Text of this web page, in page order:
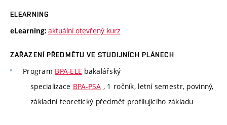
ELEARNING
eLearning: aktuální otevřený kurz
ZAŘAZENÍ PŘEDMĚTU VE STUDIJNÍCH PLÁNECH
Program BPA-ELE bakalářský
specializace BPA-PSA , 1 ročník, letní semestr, povinný,
základní teoretický předmět profilujícího základu